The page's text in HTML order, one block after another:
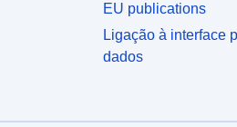
EU publications
Ligação à interface
dados